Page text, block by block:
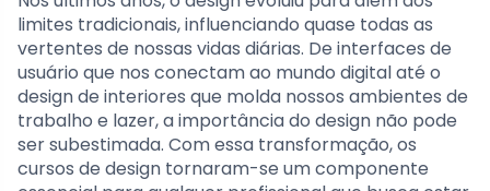
limites tradicionais, influenciando quase todas as
vertentes de nossas vidas diárias. De interfaces de
usuário que nos conectam ao mundo digital até o
design de interiores que molda nossos ambientes de
trabalho e lazer, a importância do design não pode
ser subestimada. Com essa transformação, os
cursos de design tornaram-se um componente